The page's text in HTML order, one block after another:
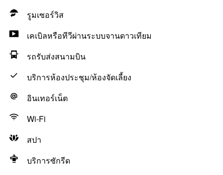
รูมเซอร์วิส
เคเบิลหรือทีวีผ่านระบบจานดาวเทียม
รถรับส่งสนามบิน
บริการห้องประชุม/ห้องจัดเลี้ยง
อินเทอร์เน็ต
Wi-Fi
สปา
บริการซักรีด